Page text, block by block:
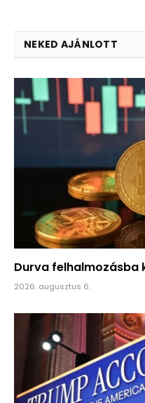
NEKED AJÁNLOTT
Durva felhalmozásba
2026. augusztus 6.